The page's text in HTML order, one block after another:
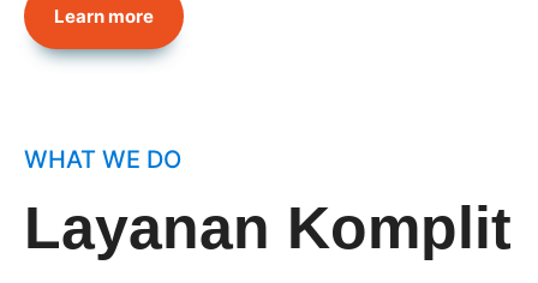
Learn more
WHAT WE DO
Layanan Komplit